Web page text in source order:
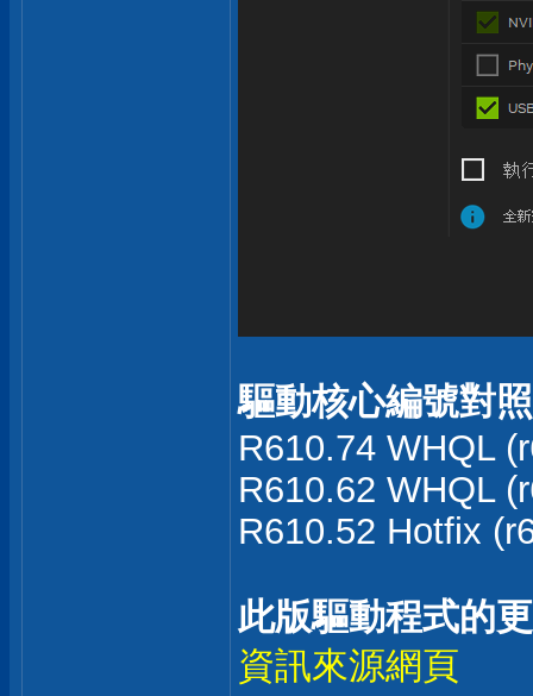
驅動核心編號對
R610.74 WHQL
R610.62 WHQL
R610.52 Hotfix
此版驅動程式的
資訊來源網頁